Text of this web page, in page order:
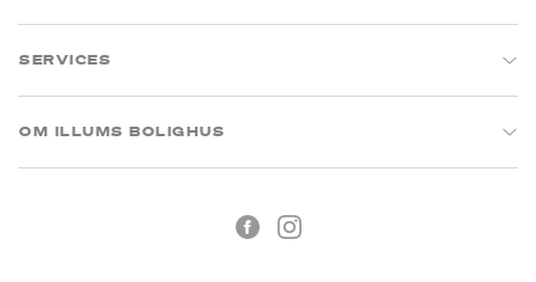
SERVICES
OM ILLUMS BOLIGHUS